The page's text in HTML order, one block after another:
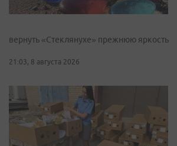
вернуть «Стеклянухе» прежнюю яркость
21:03, 8 августа 2026